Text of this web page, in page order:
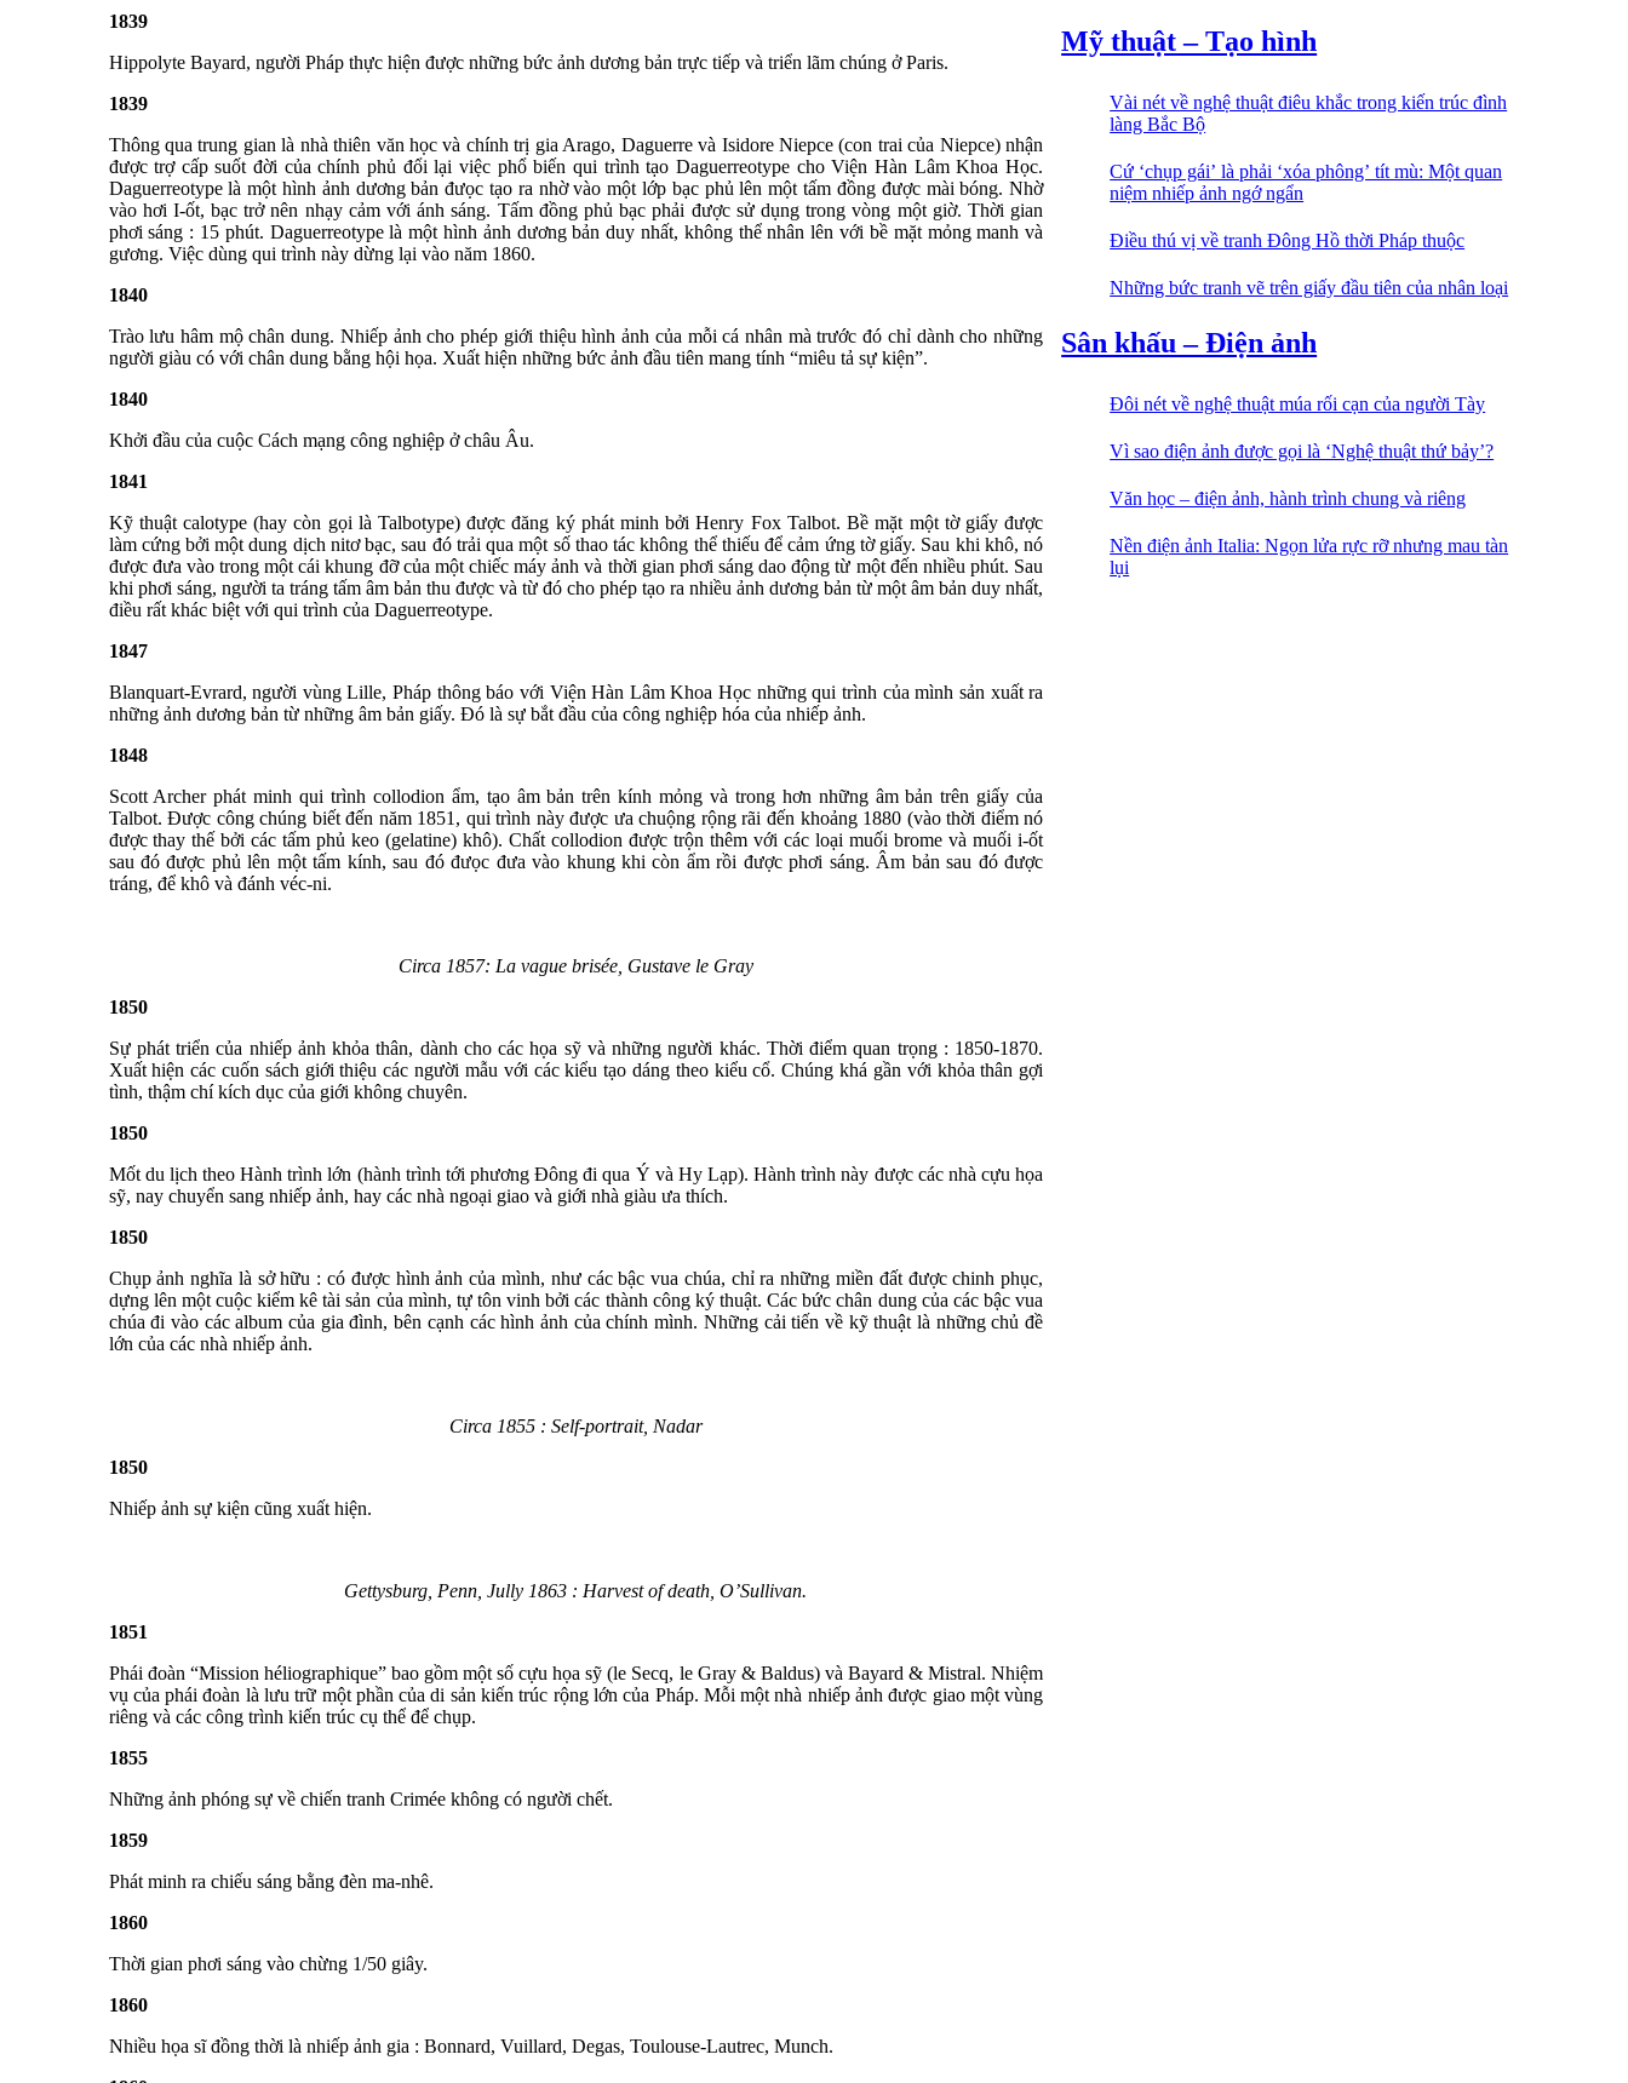
1839
Hippolyte Bayard, người Pháp thực hiện được những bức ảnh dương bản trực tiếp và triển lãm chúng ở Paris.
1839
Thông qua trung gian là nhà thiên văn học và chính trị gia Arago, Daguerre và Isidore Niepce (con trai của Niepce) nhận
được trợ cấp suốt đời của chính phủ đổi lại việc phổ biến qui trình tạo Daguerreotype cho Viện Hàn Lâm Khoa Học.
Daguerreotype là một hình ảnh dương bản đưọc tạo ra nhờ vào một lớp bạc phủ lên một tấm đồng được mài bóng. Nhờ
vào hơi I-ốt, bạc trở nên nhạy cảm với ánh sáng. Tấm đồng phủ bạc phải được sử dụng trong vòng một giờ. Thời gian
phơi sáng : 15 phút. Daguerreotype là một hình ảnh dương bản duy nhất, không thể nhân lên với bề mặt mỏng manh và
gương. Việc dùng qui trình này dừng lại vào năm 1860.
1840
Trào lưu hâm mộ chân dung. Nhiếp ảnh cho phép giới thiệu hình ảnh của mỗi cá nhân mà trước đó chỉ dành cho những
người giàu có với chân dung bằng hội họa. Xuất hiện những bức ảnh đầu tiên mang tính “miêu tả sự kiện”.
1840
Khởi đầu của cuộc Cách mạng công nghiệp ở châu Âu.
1841
Kỹ thuật calotype (hay còn gọi là Talbotype) được đăng ký phát minh bởi Henry Fox Talbot. Bề mặt một tờ giấy được
làm cứng bởi một dung dịch nitơ bạc, sau đó trải qua một số thao tác không thể thiếu để cảm ứng tờ giấy. Sau khi khô, nó
được đưa vào trong một cái khung đỡ của một chiếc máy ảnh và thời gian phơi sáng dao động từ một đến nhiều phút. Sau
khi phơi sáng, người ta tráng tấm âm bản thu được và từ đó cho phép tạo ra nhiều ảnh dương bản từ một âm bản duy nhất,
điều rất khác biệt với qui trình của Daguerreotype.
1847
Blanquart-Evrard, người vùng Lille, Pháp thông báo với Viện Hàn Lâm Khoa Học những qui trình của mình sản xuất ra
những ảnh dương bản từ những âm bản giấy. Đó là sự bắt đầu của công nghiệp hóa của nhiếp ảnh.
1848
Scott Archer phát minh qui trình collodion ẩm, tạo âm bản trên kính mỏng và trong hơn những âm bản trên giấy của
Talbot. Được công chúng biết đến năm 1851, qui trình này được ưa chuộng rộng rãi đến khoảng 1880 (vào thời điểm nó
được thay thế bởi các tấm phủ keo (gelatine) khô). Chất collodion được trộn thêm với các loại muối brome và muối i-ốt
sau đó được phủ lên một tấm kính, sau đó đưọc đưa vào khung khi còn ẩm rồi được phơi sáng. Âm bản sau đó được
tráng, để khô và đánh véc-ni.
Circa 1857: La vague brisée, Gustave le Gray
1850
Sự phát triển của nhiếp ảnh khỏa thân, dành cho các họa sỹ và những người khác. Thời điểm quan trọng : 1850-1870.
Xuất hiện các cuốn sách giới thiệu các người mẫu với các kiểu tạo dáng theo kiểu cổ. Chúng khá gần với khỏa thân gợi
tình, thậm chí kích dục của giới không chuyên.
1850
Mốt du lịch theo Hành trình lớn (hành trình tới phương Đông đi qua Ý và Hy Lạp). Hành trình này được các nhà cựu họa
sỹ, nay chuyển sang nhiếp ảnh, hay các nhà ngoại giao và giới nhà giàu ưa thích.
1850
Chụp ảnh nghĩa là sở hữu : có được hình ảnh của mình, như các bậc vua chúa, chỉ ra những miền đất được chinh phục,
dựng lên một cuộc kiểm kê tài sản của mình, tự tôn vinh bởi các thành công ký thuật. Các bức chân dung của các bậc vua
chúa đi vào các album của gia đình, bên cạnh các hình ảnh của chính mình. Những cải tiến về kỹ thuật là những chủ đề
lớn của các nhà nhiếp ảnh.
Circa 1855 : Self-portrait, Nadar
1850
Nhiếp ảnh sự kiện cũng xuất hiện.
Gettysburg, Penn, Jully 1863 : Harvest of death, O’Sullivan.
1851
Phái đoàn “Mission héliographique” bao gồm một số cựu họa sỹ (le Secq, le Gray & Baldus) và Bayard & Mistral. Nhiệm
vụ của phái đoàn là lưu trữ một phần của di sản kiến trúc rộng lớn của Pháp. Mỗi một nhà nhiếp ảnh được giao một vùng
riêng và các công trình kiến trúc cụ thể để chụp.
1855
Những ảnh phóng sự về chiến tranh Crimée không có người chết.
1859
Phát minh ra chiếu sáng bằng đèn ma-nhê.
1860
Thời gian phơi sáng vào chừng 1/50 giây.
1860
Nhiều họa sĩ đồng thời là nhiếp ảnh gia : Bonnard, Vuillard, Degas, Toulouse-Lautrec, Munch.
Mỹ thuật – Tạo hình
Vài nét về nghệ thuật điêu khắc trong kiến trúc đình
làng Bắc Bộ
Cứ ‘chụp gái’ là phải ‘xóa phông’ tít mù: Một quan
niệm nhiếp ảnh ngớ ngẩn
Điều thú vị về tranh Đông Hồ thời Pháp thuộc
Những bức tranh vẽ trên giấy đầu tiên của nhân loại
Sân khấu – Điện ảnh
Đôi nét về nghệ thuật múa rối cạn của người Tày
Vì sao điện ảnh được gọi là ‘Nghệ thuật thứ bảy’?
Văn học – điện ảnh, hành trình chung và riêng
Nền điện ảnh Italia: Ngọn lửa rực rỡ nhưng mau tàn
lụi